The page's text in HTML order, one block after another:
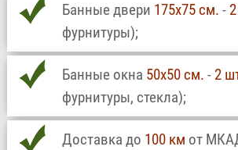
Банные двери 175х75 см. -
фурнитуры);
Банные окна 50х50 см. - 2
фурнитуры, стекла);
Доставка до 100 км от